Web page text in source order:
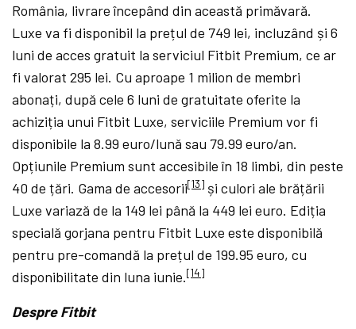
România, livrare începând din această primăvară.
Luxe va fi disponibil la prețul de 749 lei, incluzând și 6
luni de acces gratuit la serviciul Fitbit Premium, ce ar
fi valorat 295 lei. Cu aproape 1 milion de membri
abonați, după cele 6 luni de gratuitate oferite la
achiziția unui Fitbit Luxe, serviciile Premium vor fi
disponibile la 8.99 euro/lună sau 79.99 euro/an.
Opțiunile Premium sunt accesibile în 18 limbi, din peste
40 de țări. Gama de accesorii[13] și culori ale brățării
Luxe variază de la 149 lei până la 449 lei euro. Ediția
specială gorjana pentru Fitbit Luxe este disponibilă
pentru pre-comandă la prețul de 199.95 euro, cu
disponibilitate din luna iunie.[14]
Despre Fitbit